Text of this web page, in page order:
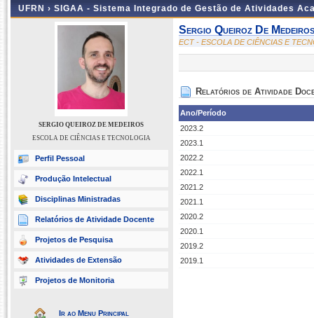
UFRN › SIGAA - Sistema Integrado de Gestão de Atividades
SERGIO QUEIROZ DE MEDEIROS
ESCOLA DE CIÊNCIAS E TECNOLOGIA
Perfil Pessoal
Produção Intelectual
Disciplinas Ministradas
Relatórios de Atividade Docente
Projetos de Pesquisa
Atividades de Extensão
Projetos de Monitoria
Ir ao Menu Principal
Sergio Queiroz De Medeiros
ECT - ESCOLA DE CIÊNCIAS E
Relatórios de Atividade
Ano/Período
2023.2
2023.1
2022.2
2022.1
2021.2
2021.1
2020.2
2020.1
2019.2
2019.1